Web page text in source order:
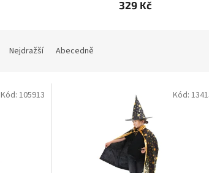
329 Kč
Nejdražší Abecedně
Kód: 105913 Kód: